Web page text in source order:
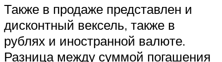
Также в продаже представлен и
дисконтный вексель, также в
рублях и иностранной валюте.
Разница между суммой погашения